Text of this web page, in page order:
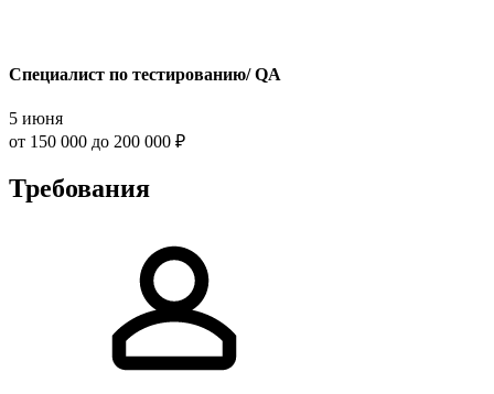
Специалист по тестированию/ QA
5 июня
от 150 000 до 200 000 ₽
Требования